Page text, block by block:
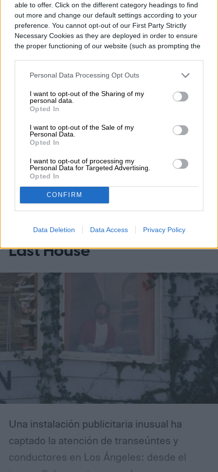
able to offer. Click on the different category headings to find
out more and change our default settings according to your
preference. You cannot opt-out of our First Party Strictly
Necessary Cookies as they are deployed in order to ensure
the proper functioning of our website (such as prompting the
Personal Data Processing Opt Outs
I want to opt-out of the Sharing of my
personal data.
Opted In
I want to opt-out of the Sale of my
Personal Data.
Opted In
I want to opt-out of processing my
Personal Data for Targeted Advertising.
Opted In
CONFIRM
Data Deletion Data Access Privacy Policy
Diego Bastarrica es Senior Editor y Head of
Content en Digital Trends en Español,
donde lidera la estrategia editorial, SEO…
Topics
NoticiasHomepage
ENTRETENIMIENTO
Un hombre vive dentro de
una valla publicitaria
para promocionar The
Last House
Una instalación publicitaria inusual ha
captado la atención de transeúntes y
conductores en Los Ángeles: desde el